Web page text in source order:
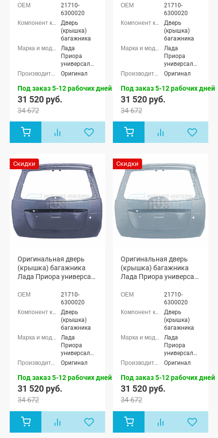
21710-
6300020
Дверь
(крышка)
багажника
Лада
Приора
универсал
(ВАЗ 2171)
Оригинал
Под заказ 5-12 рабочих дней
31 520 руб.
34 672
21710-
6300020
Дверь
(крышка)
багажника
Лада
Приора
универсал
(ВАЗ 2171)
Оригинал
Под заказ 5-12 рабочих дней
31 520 руб.
34 672
Скидки
Оригинальная дверь
(крышка) багажника
Лада Приора универсал
21710-
6300020
Дверь
(крышка)
багажника
Лада
Приора
универсал
(ВАЗ 2171)
Оригинал
Под заказ 5-12 рабочих дней
31 520 руб.
34 672
Скидки
Оригинальная дверь
(крышка) багажника
Лада Приора универсал
21710-
6300020
Дверь
(крышка)
багажника
Лада
Приора
универсал
(ВАЗ 2171)
Оригинал
Под заказ 5-12 рабочих дней
31 520 руб.
34 672